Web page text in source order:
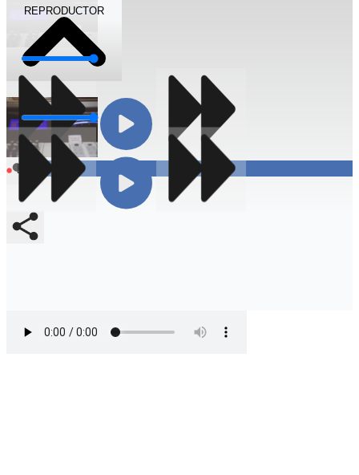
Volumen
Compartir
REPRODUCTOR
En vivo
Volumen
Compartir